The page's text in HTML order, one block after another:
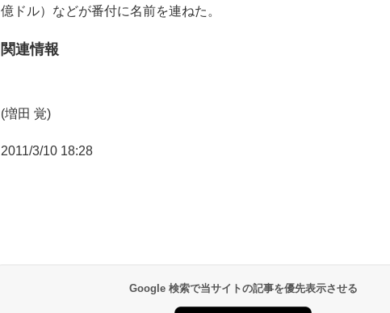
億ドル）などが番付に名前を連ねた。
関連情報
(増田 覚)
2011/3/10 18:28
Google 検索で当サイトの記事を優先表示させる